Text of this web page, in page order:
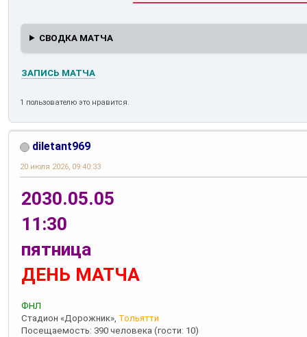
СВОДКА МАТЧА
ЗАПИСЬ МАТЧА
1 пользователю это нравится.
diletant969
20 июля 2026, 09:40:33
2030.05.05
11:30
пятница
ДЕНЬ МАТЧА
ФНЛ
Стадион «Дорожник», Тольятти
Посещаемость: 390 человека (гости: 10)